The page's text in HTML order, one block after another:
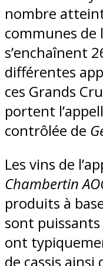
nombre
communes de
s’enchaînent
différentes
ces Grands
portent
contrôlée de
Les vins de
Chambertin
produits à
sont
ont
de cassis ainsi